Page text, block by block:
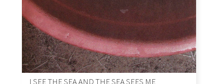
I SEE THE SEA AND THE SEA SEES ME